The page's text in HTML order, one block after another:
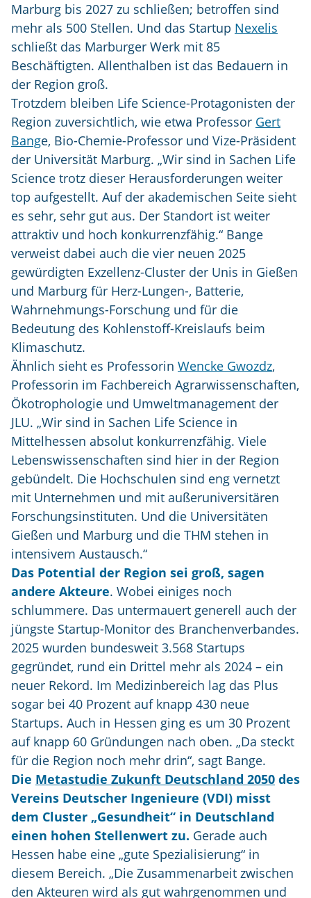
Marburg bis 2027 zu schließen; betroffen sind
mehr als 500 Stellen. Und das Startup Nexelis
schließt das Marburger Werk mit 85
Beschäftigten. Allenthalben ist das Bedauern in
der Region groß.
Trotzdem bleiben Life Science-Protagonisten der
Region zuversichtlich, wie etwa Professor Gert
Bange, Bio-Chemie-Professor und Vize-Präsident
der Universität Marburg. „Wir sind in Sachen Life
Science trotz dieser Herausforderungen weiter
top aufgestellt. Auf der akademischen Seite sieht
es sehr, sehr gut aus. Der Standort ist weiter
attraktiv und hoch konkurrenzfähig.“ Bange
verweist dabei auch die vier neuen 2025
gewürdigten Exzellenz-Cluster der Unis in Gießen
und Marburg für Herz-Lungen-, Batterie,
Wahrnehmungs-Forschung und für die
Bedeutung des Kohlenstoff-Kreislaufs beim
Klimaschutz.
Ähnlich sieht es Professorin Wencke Gwozdz,
Professorin im Fachbereich Agrarwissenschaften,
Ökotrophologie und Umweltmanagement der
JLU. „Wir sind in Sachen Life Science in
Mittelhessen absolut konkurrenzfähig. Viele
Lebenswissenschaften sind hier in der Region
gebündelt. Die Hochschulen sind eng vernetzt
mit Unternehmen und mit außeruniversitären
Forschungsinstituten. Und die Universitäten
Gießen und Marburg und die THM stehen in
intensivem Austausch.“
Das Potential der Region sei groß, sagen
andere Akteure. Wobei einiges noch
schlummere. Das untermauert generell auch der
jüngste Startup-Monitor des Branchenverbandes.
2025 wurden bundesweit 3.568 Startups
gegründet, rund ein Drittel mehr als 2024 – ein
neuer Rekord. Im Medizinbereich lag das Plus
sogar bei 40 Prozent auf knapp 430 neue
Startups. Auch in Hessen ging es um 30 Prozent
auf knapp 60 Gründungen nach oben. „Da steckt
für die Region noch mehr drin“, sagt Bange.
Die Metastudie Zukunft Deutschland 2050 des
Vereins Deutscher Ingenieure (VDI) misst
dem Cluster „Gesundheit“ in Deutschland
einen hohen Stellenwert zu. Gerade auch
Hessen habe eine „gute Spezialisierung“ in
diesem Bereich. „Die Zusammenarbeit zwischen
den Akteuren wird als gut wahrgenommen und